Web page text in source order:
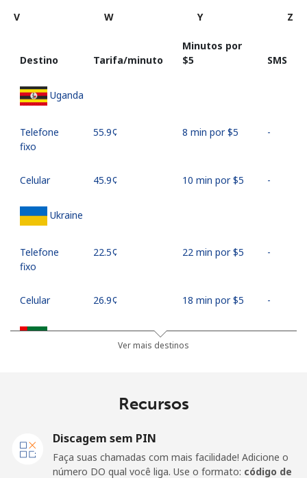
V
W Y Z
Destino Tarifa/minuto
Minutos por
⁦$5⁩
SMS
Uganda
Telefone
fixo
⁦55.9¢⁩ 8 min por ⁦$5⁩ -
Celular ⁦45.9¢⁩ 10 min por ⁦$5⁩ -
Ukraine
Telefone
fixo
⁦22.5¢⁩ 22 min por ⁦$5⁩ -
Celular ⁦26.9¢⁩ 18 min por ⁦$5⁩ -
United Arab Emirates
United Kingdom
Ver mais destinos
Recursos
Discagem sem PIN
Faça suas chamadas com mais facilidade! Adicione o
número DO qual você liga. Use o formato: código de